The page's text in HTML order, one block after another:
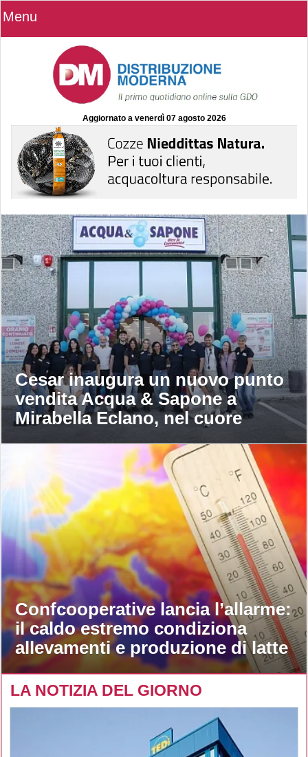
Menu
Aggiornato a venerdì 07 agosto 2026
Cesar inaugura un nuovo punto
vendita Acqua & Sapone a
Mirabella Eclano, nel cuore
Confcooperative lancia l’allarme:
il caldo estremo condiziona
allevamenti e produzione di latte
LA NOTIZIA DEL GIORNO